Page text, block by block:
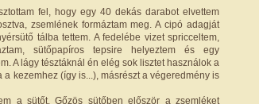
fel, hogy egy 40 dekás darabot elvettem
zsemlének formáztam meg. A cipó adagját
tálba tettem. A fedelébe vizet spricceltem,
sütőpapíros tepsire helyeztem és egy
A lágy tésztáknál én elég sok lisztet használok a
kezemhez (így is...), másrészt a végeredmény is
a sütőt. Gőzös sütőben először a zsemléket